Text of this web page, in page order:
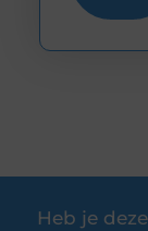
Heb je